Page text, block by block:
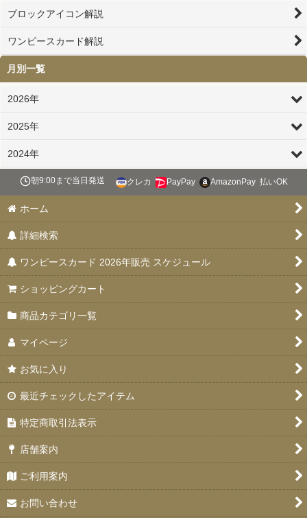
ブロックアイコン解説
ワンピースカード解説
月別一覧
2026年
2025年
2024年
朝9:00まで当日発送 クレカ PayPay AmazonPay 払いOK
ホーム
詳細検索
ワンピースカード 2026年販売 スケジュール
ショッピングカート
商品カテゴリ一覧
マイページ
お気に入り
最近チェックしたアイテム
特定商取引法表示
店舗案内
ご利用案内
お問い合わせ